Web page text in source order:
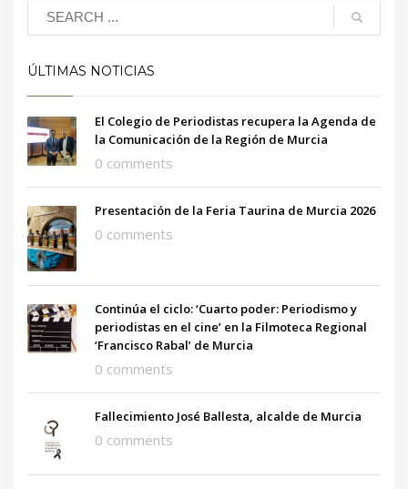
ÚLTIMAS NOTICIAS
El Colegio de Periodistas recupera la Agenda de
la Comunicación de la Región de Murcia
0 comments
Presentación de la Feria Taurina de Murcia 2026
0 comments
Continúa el ciclo: ‘Cuarto poder: Periodismo y
periodistas en el cine’ en la Filmoteca Regional
‘Francisco Rabal’ de Murcia
0 comments
Fallecimiento José Ballesta, alcalde de Murcia
0 comments